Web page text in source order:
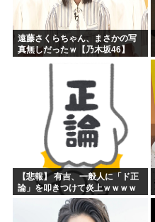
遠藤さくらちゃん、まさかの写
真無しだったｗ【乃木坂46】
【悲報】 有吉、一般人に「ド正
論」を叩きつけて炎上ｗｗｗｗ